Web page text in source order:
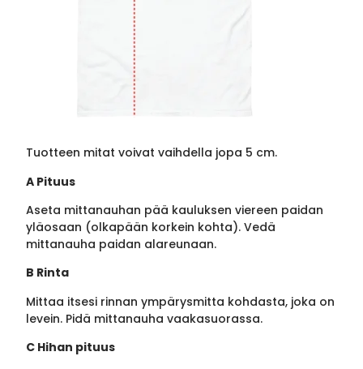
Tuotteen mitat voivat vaihdella jopa 5 cm.
A Pituus
Aseta mittanauhan pää kauluksen viereen paidan
yläosaan (olkapään korkein kohta). Vedä
mittanauha paidan alareunaan.
B Rinta
Mittaa itsesi rinnan ympärysmitta kohdasta, joka on
levein. Pidä mittanauha vaakasuorassa.
C Hihan pituus